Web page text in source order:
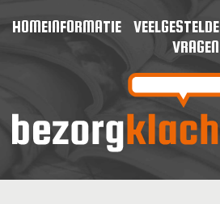
HOMEINFORMATIE
VEELGESTELDE
VRAGEN